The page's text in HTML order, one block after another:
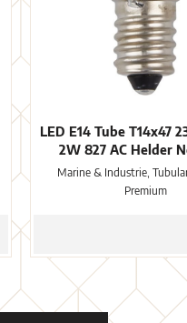
LED E14 Tube T14x47
2W 827 AC Helder
Marine & Industrie,
Premium